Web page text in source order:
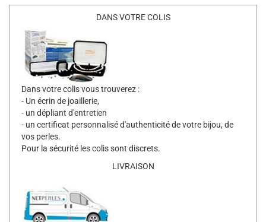
DANS VOTRE COLIS
Dans votre colis vous trouverez :
- Un écrin de joaillerie,
- un dépliant d'entretien
- un certificat personnalisé d'authenticité de votre bijou, de
vos perles.
Pour la sécurité les colis sont discrets.
LIVRAISON